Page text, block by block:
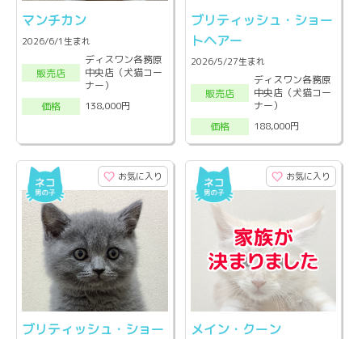
マンチカン
2026/6/1生まれ
販売店
ディスワン各務原
中央店（犬猫コー
ナー）
価格
138,000円
ブリティッシュ・ショー
トヘアー
2026/5/27生まれ
販売店
ディスワン各務原
中央店（犬猫コー
ナー）
価格
188,000円
お気に入り
ブリティッシュ・ショー
お気に入り
メイン・クーン